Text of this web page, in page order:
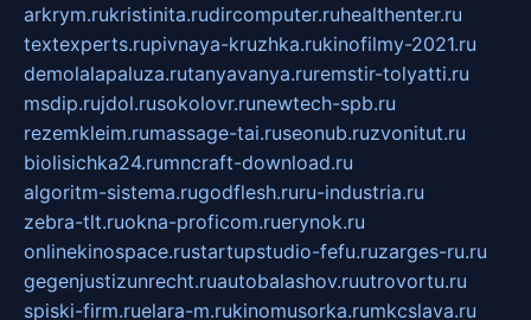
arkrym.rukristinita.rudircomputer.ruhealthenter.ru
textexperts.rupivnaya-kruzhka.rukinofilmy-2021.ru
demolalapaluza.rutanyavanya.ruremstir-tolyatti.ru
msdip.rujdol.rusokolovr.runewtech-spb.ru
rezemkleim.rumassage-tai.ruseonub.ruzvonitut.ru
biolisichka24.rumncraft-download.ru
algoritm-sistema.rugodflesh.ruru-industria.ru
zebra-tlt.ruokna-proficom.ruerynok.ru
onlinekinospace.rustartupstudio-fefu.ruzarges-ru.ru
gegenjustizunrecht.ruautobalashov.ruutrovortu.ru
spiski-firm.ruelara-m.rukinomusorka.rumkcslava.ru